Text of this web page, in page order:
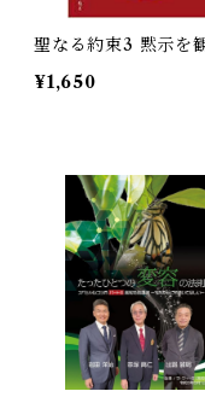
聖なる約束3 黙示を
¥1,650